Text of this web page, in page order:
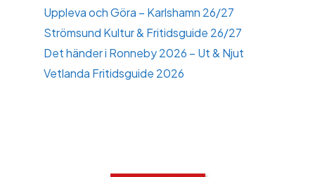
Uppleva och Göra – Karlshamn 26/27
Strömsund Kultur & Fritidsguide 26/27
Det händer i Ronneby 2026 – Ut & Njut
Vetlanda Fritidsguide 2026